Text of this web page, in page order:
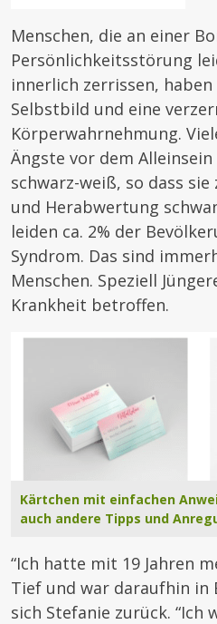
Menschen, die an einer
Persönlichkeitsstörung
innerlich zerrissen,
Selbstbild und eine
Körperwahrnehmung.
Ängste vor dem
schwarz-weiß, so dass
und Herabwertung
leiden ca. 2% der
Syndrom. Das sind
Menschen. Speziell
Krankheit betroffen.
Kärtchen mit einfachen
auch andere Tipps und
“Ich hatte mit 19 Jahren
Tief und war daraufhin in
sich Stefanie zurück. “Ich